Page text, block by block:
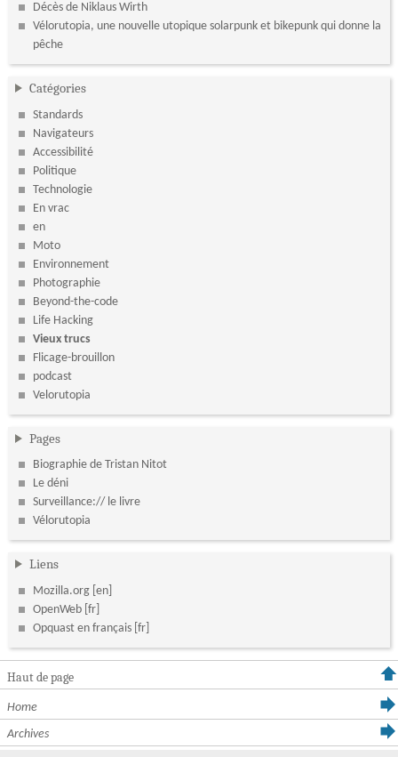
Décès de Niklaus Wirth
Vélorutopia, une nouvelle utopique solarpunk et bikepunk qui donne la
pêche
Catégories
Standards
Navigateurs
Accessibilité
Politique
Technologie
En vrac
en
Moto
Environnement
Photographie
Beyond-the-code
Life Hacking
Vieux trucs
Flicage-brouillon
podcast
Velorutopia
Pages
Biographie de Tristan Nitot
Le déni
Surveillance:// le livre
Vélorutopia
Liens
Mozilla.org
OpenWeb
Opquast en français
Haut de page
Home
Archives